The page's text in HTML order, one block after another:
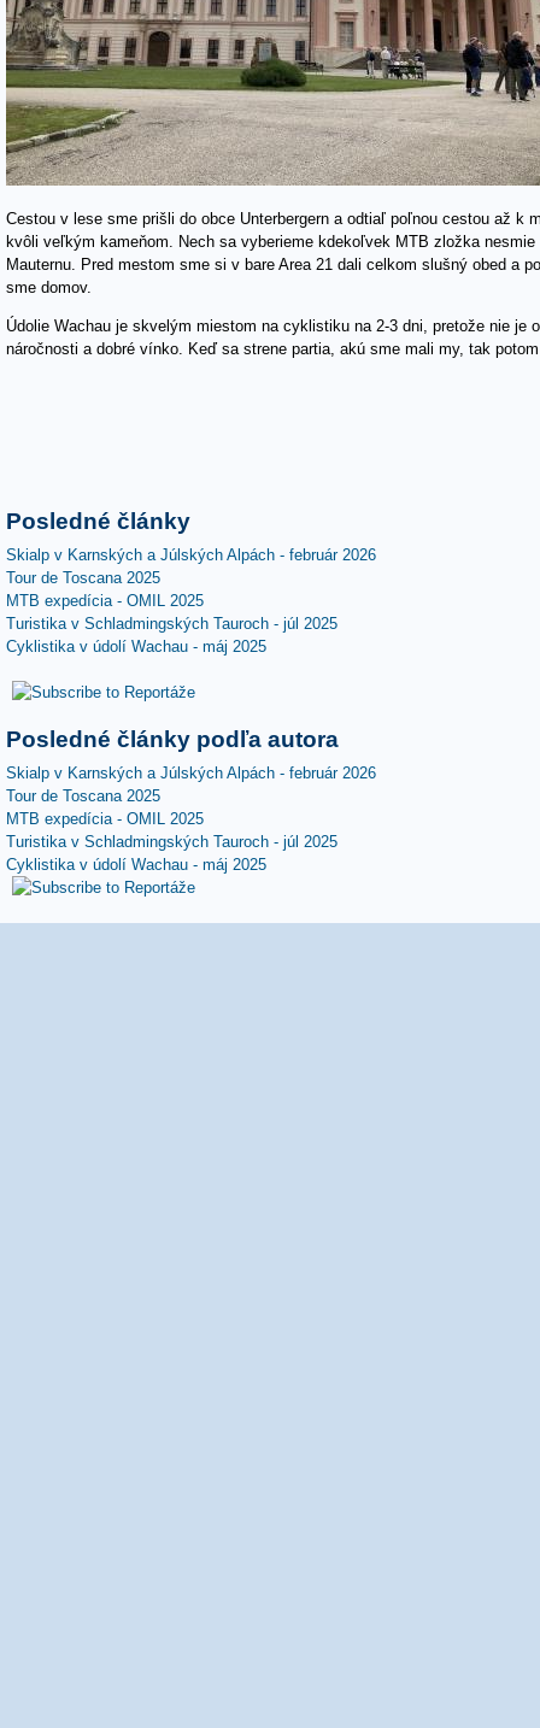
Cestou v lese sme prišli do obce Unterbergern a odtiaľ poľnou cestou až
kvôli veľkým kameňom. Nech sa vyberieme kdekoľvek MTB zložka
Mauternu. Pred mestom sme si v bare Area 21 dali celkom slušný obed a
sme domov.
Údolie Wachau je skvelým miestom na cyklistiku na 2-3 dni, pretože nie
náročnosti a dobré vínko. Keď sa strene partia, akú sme mali my, tak
Posledné články
Skialp v Karnských a Júlských Alpách - február 2026
Tour de Toscana 2025
MTB expedícia - OMIL 2025
Turistika v Schladmingských Tauroch - júl 2025
Cyklistika v údolí Wachau - máj 2025
Posledné články podľa autora
Skialp v Karnských a Júlských Alpách - február 2026
Tour de Toscana 2025
MTB expedícia - OMIL 2025
Turistika v Schladmingských Tauroch - júl 2025
Cyklistika v údolí Wachau - máj 2025